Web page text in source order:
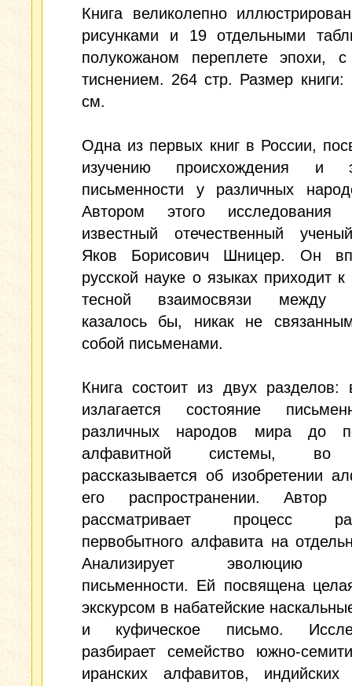
Книга великолепно
рисунками и 19 отдельными
полукожаном переплете эпохи,
тиснением. 264 стр. Размер
см.
Одна из первых книг в России,
изучению происхождения и
письменности у различных
Автором этого исследования
известный отечественный
Яков Борисович Шницер. Он
русской науке о языках приходит
тесной взаимосвязи между
казалось бы, никак не
собой письменами.
Книга состоит из двух разделов:
излагается состояние
различных народов мира до
алфавитной системы, во
рассказывается об изобретении
его распространении. Автор
рассматривает процесс
первобытного алфавита на
Анализирует эволюцию
письменности. Ей посвящена
экскурсом в набатейские
и куфическое письмо.
разбирает семейство южно-
иранских алфавитов, индийских